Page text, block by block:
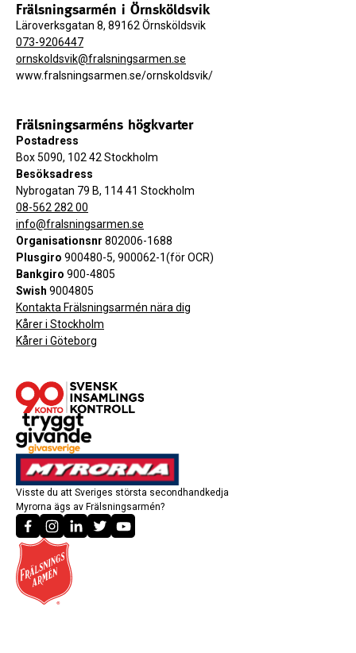
Frälsningsarmén i Örnsköldsvik
Läroverksgatan 8, 89162 Örnsköldsvik
073-9206447
ornskoldsvik@fralsningsarmen.se
www.fralsningsarmen.se/ornskoldsvik/
Frälsningsarméns högkvarter
Postadress
Box 5090, 102 42 Stockholm
Besöksadress
Nybrogatan 79 B, 114 41 Stockholm
08-562 282 00
info@fralsningsarmen.se
Organisationsnr 802006-1688
Plusgiro 900480-5, 900062-1(för OCR)
Bankgiro 900-4805
Swish 9004805
Kontakta Frälsningsarmén nära dig
Kårer i Stockholm
Kårer i Göteborg
Visste du att Sveriges största secondhandkedja
Myrorna ägs av Frälsningsarmén?